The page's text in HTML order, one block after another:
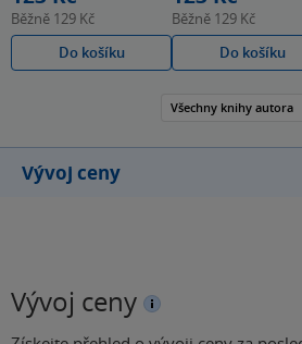
Běžně 129 Kč
Do košíku
Běžně 129 Kč
Do košíku
Všechny knihy autora
Vývoj ceny
Vývoj ceny